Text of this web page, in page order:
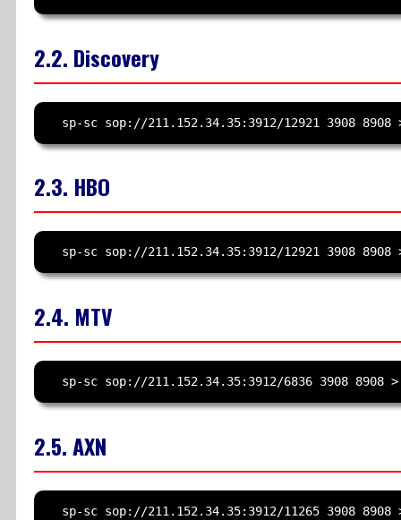
2.2. Discovery
2.3. HBO
2.4. MTV
2.5. AXN